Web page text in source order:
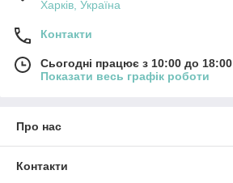
Харків, Україна
Контакти
Сьогодні працює з 10:00 до 18:00
Показати весь графік роботи
Про нас
Контакти